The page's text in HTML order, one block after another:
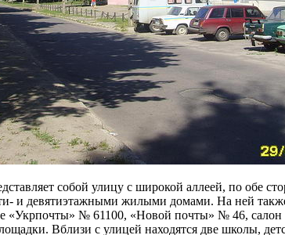
собой улицу с широкой аллеей, по обе
и девятиэтажными жилыми домами. На ней
«Укрпочты» № 61100, «Новой почты» № 46, салон
Вблизи с улицей находятся две школы,